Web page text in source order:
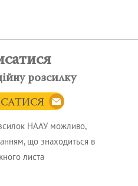
розсилку
НААУ можливо,
що знаходиться в
листа